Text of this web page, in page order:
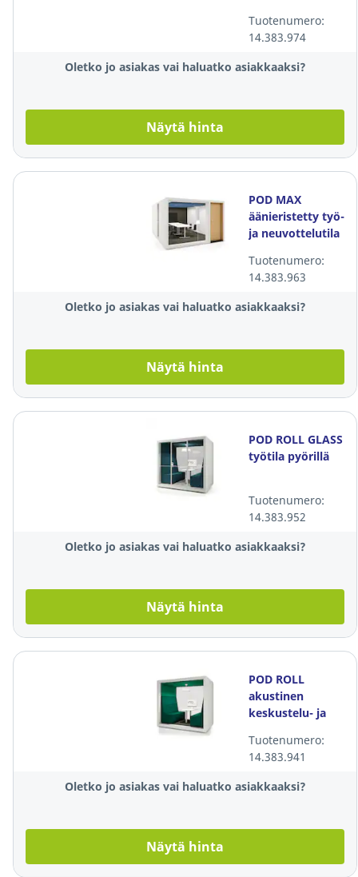
Tuotenumero:
14.383.974
Oletko jo asiakas vai haluatko asiakkaaksi?
Näytä hinta
POD MAX
äänieristetty työ-
ja neuvottelutila
Tuotenumero:
14.383.963
Oletko jo asiakas vai haluatko asiakkaaksi?
Näytä hinta
POD ROLL GLASS
työtila pyörillä
Tuotenumero:
14.383.952
Oletko jo asiakas vai haluatko asiakkaaksi?
Näytä hinta
POD ROLL
akustinen
keskustelu- ja
Tuotenumero:
14.383.941
Oletko jo asiakas vai haluatko asiakkaaksi?
Näytä hinta